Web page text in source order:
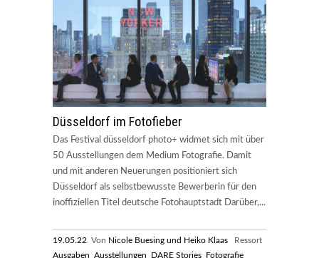
Düsseldorf im Fotofieber
Das Festival düsseldorf photo+ widmet sich mit über
50 Ausstellungen dem Medium Fotografie. Damit
und mit anderen Neuerungen positioniert sich
Düsseldorf als selbstbewusste Bewerberin für den
inoffiziellen Titel deutsche Fotohauptstadt Darüber,...
19.05.22 Von Nicole Buesing und Heiko Klaas Ressort
Ausgaben Ausstellungen DARE Stories Fotografie